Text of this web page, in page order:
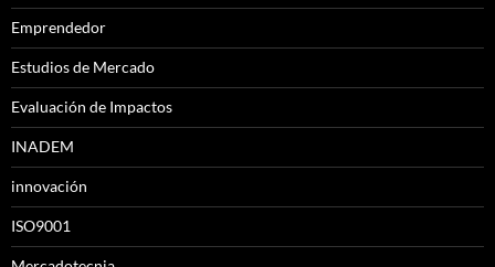
Emprendedor
Estudios de Mercado
Evaluación de Impactos
INADEM
innovación
ISO9001